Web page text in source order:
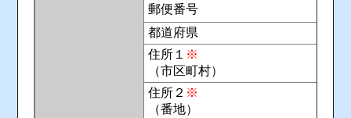
郵便番号
都道府県
住所１ ※
（市区町村）
住所２ ※
（番地）